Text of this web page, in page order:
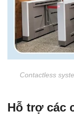
Contactless
Hỗ trợ các